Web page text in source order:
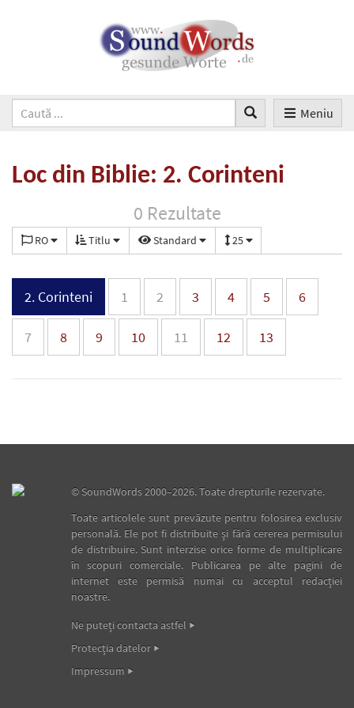
Meniu
Loc din Biblie: 2. Corinteni
0 Rezultate
RO Titlu Standard 25
2. Corinteni 1 2 3 4 5 6
7 8 9 10 11 12 13
©SoundWords2000–2026. Toate drepturile rezervate.
Toate articolele sunt prevăzute pentru folosirea exclusiv
personală. Ele pot fi distribuite şi fără cererea permisului
de distribuire. Sunt interzise orice forme de multiplicare
în scopuri comerciale. Publicarea pe alte pagini de
internet este permisă numai cu acceptul redacţiei
noastre.
Ne puteţi contacta astfel
Protecţia datelor
Impressum